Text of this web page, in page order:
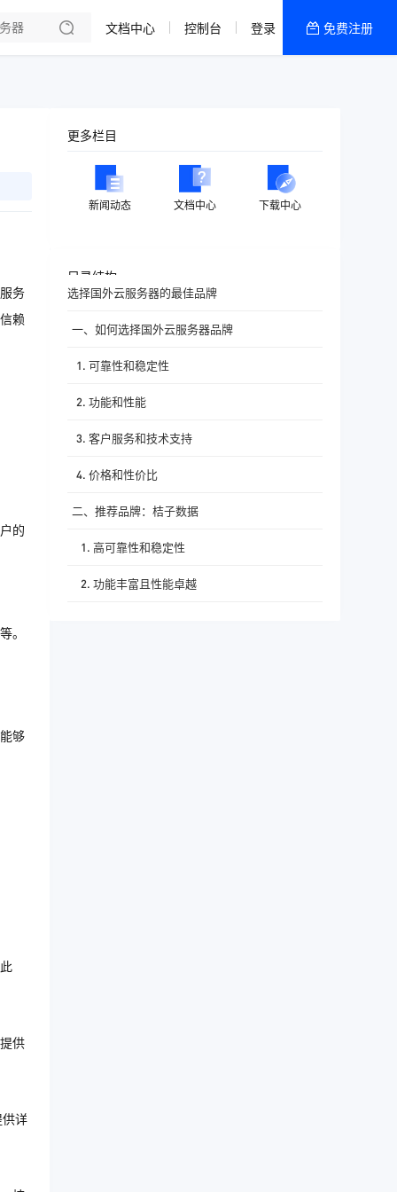
香港精品CN2云
文档中心 控制台 登录 免费注册
务
赖
的
。
够
供
详
更多栏目
新闻动态 文档中心 下载中心
目录结构
选择国外云服务器的最佳品牌
一、如何选择国外云服务器品牌
1. 可靠性和稳定性
2. 功能和性能
3. 客户服务和技术支持
4. 价格和性价比
二、推荐品牌：桔子数据
1. 高可靠性和稳定性
2. 功能丰富且性能卓越